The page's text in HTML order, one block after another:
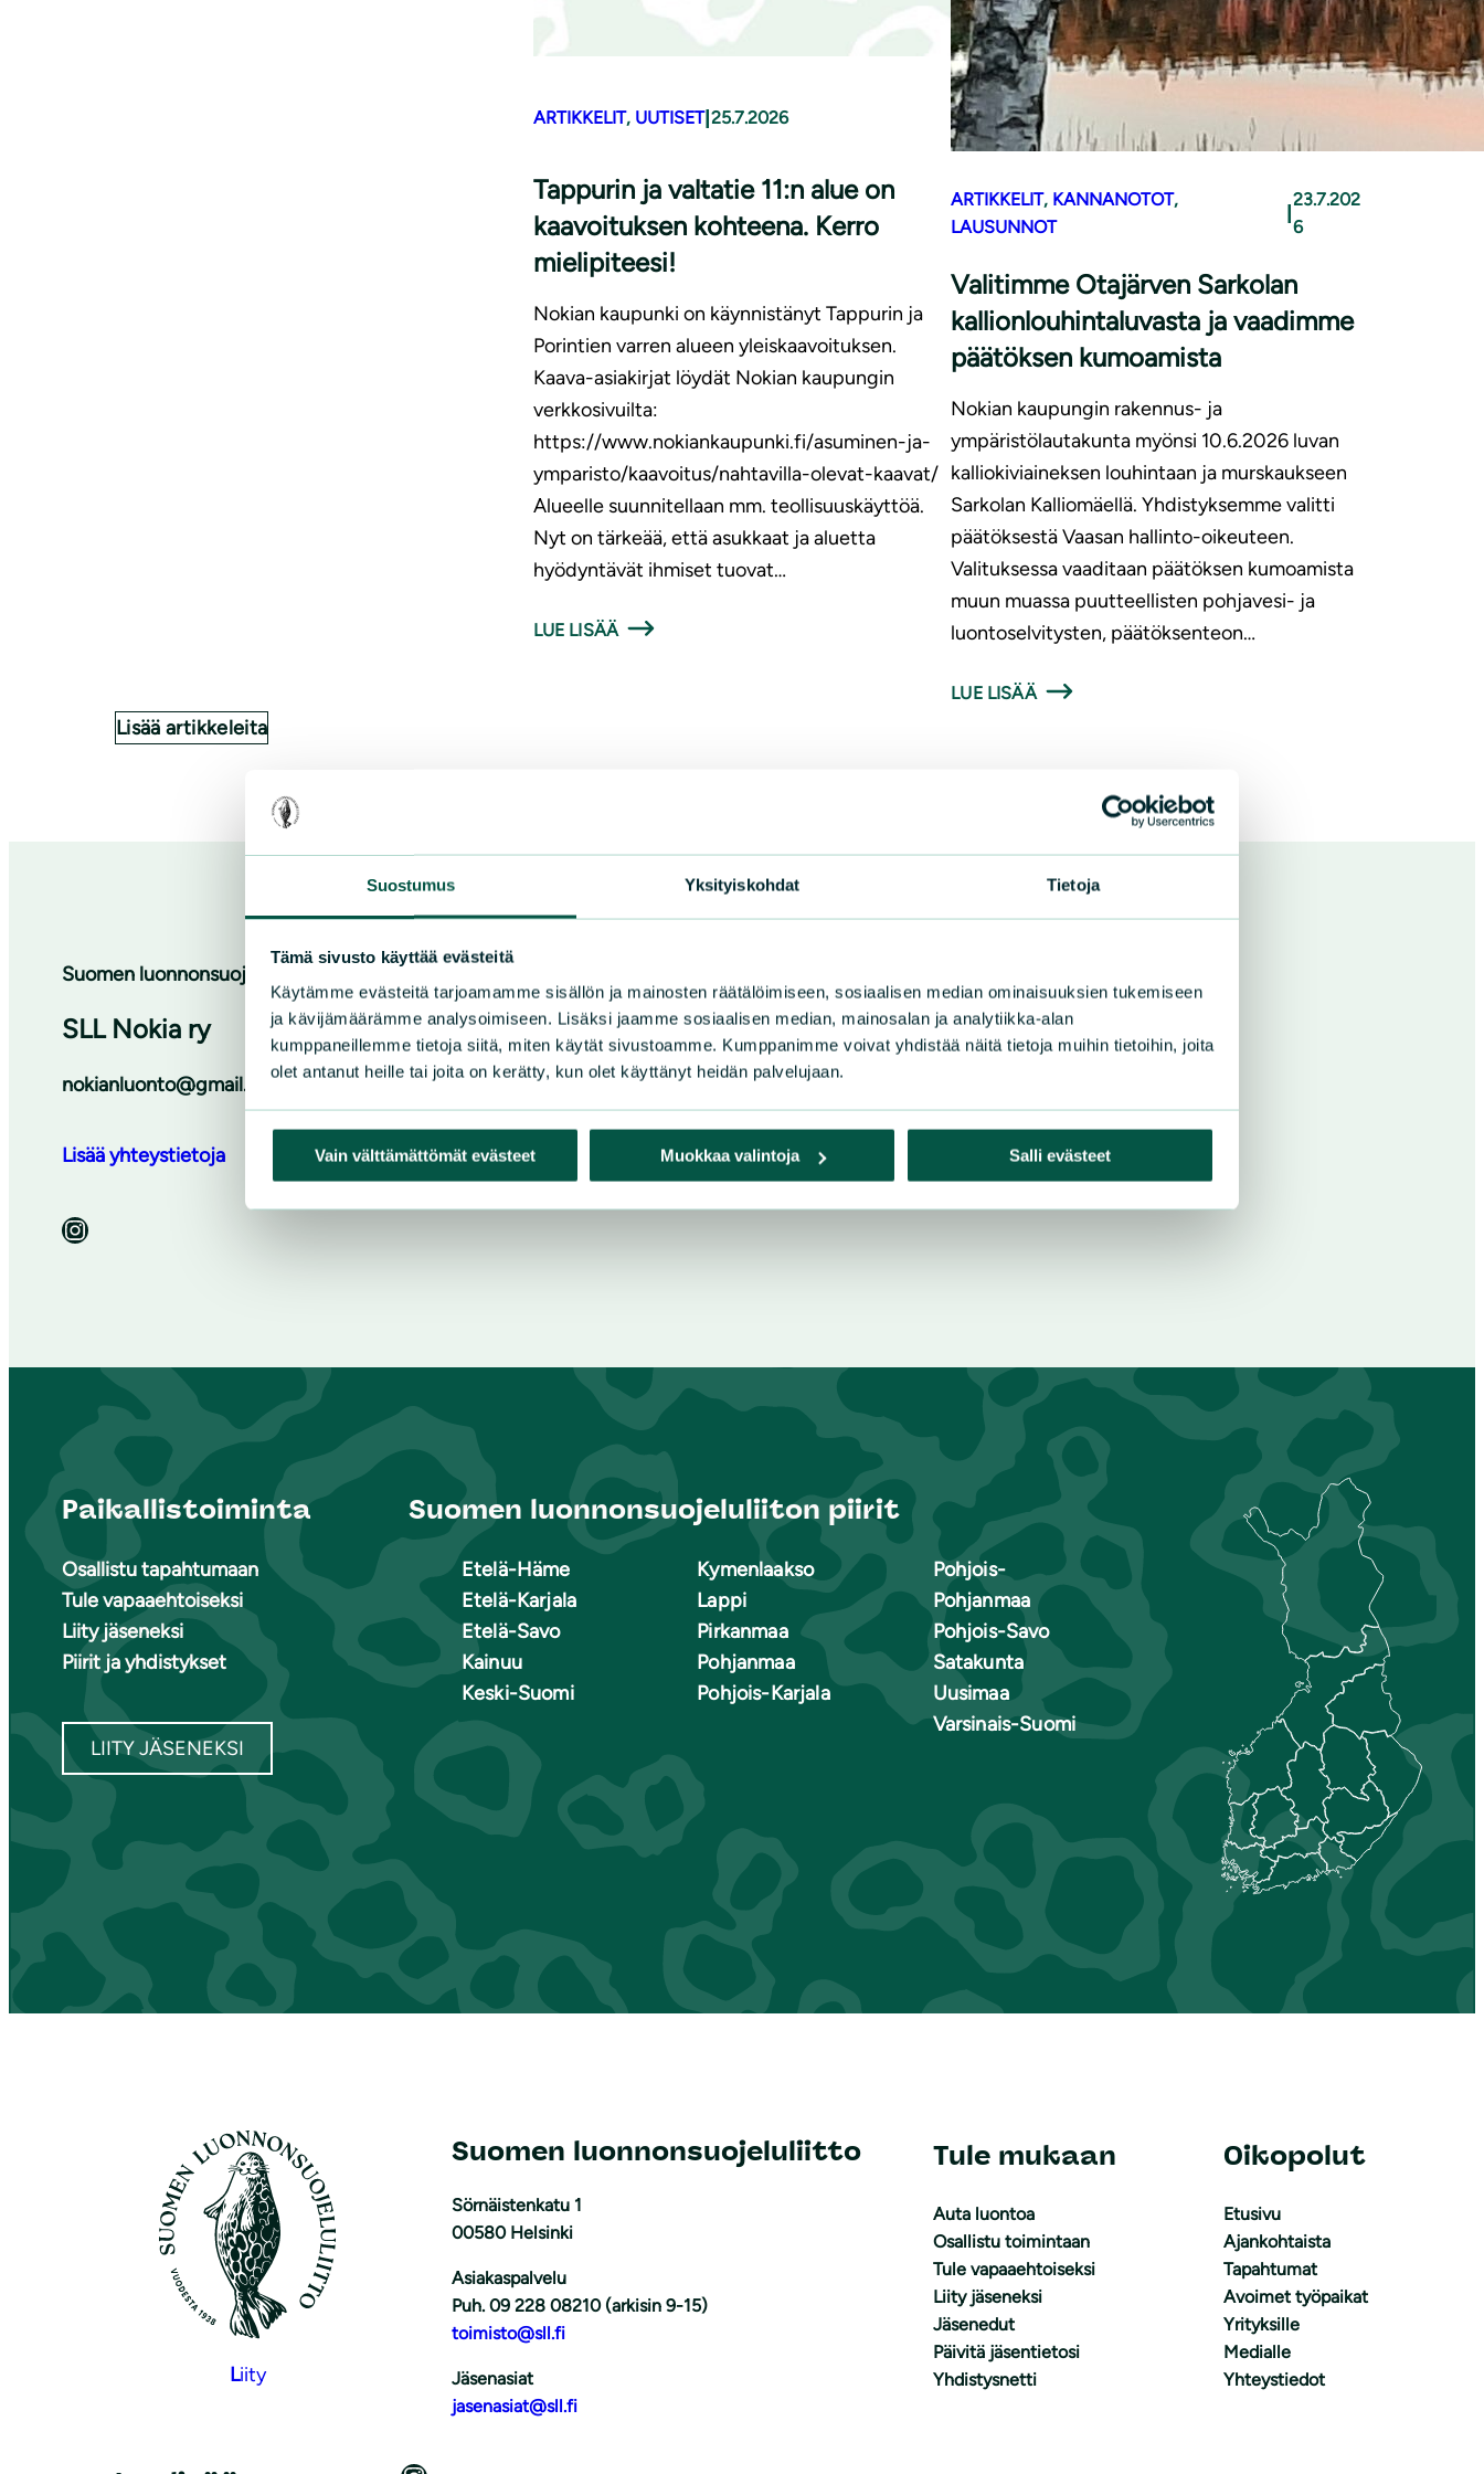
Suostumus Yksityiskohdat Tietoja
Tämä sivusto käyttää evästeitä
Käytämme evästeitä tarjoamamme sisällön ja mainosten räätälöimiseen, sosiaalisen median ominaisuuksien tukemiseen
ja kävijämäärämme analysoimiseen. Lisäksi jaamme sosiaalisen median, mainosalan ja analytiikka-alan
kumppaneillemme tietoja siitä, miten käytät sivustoamme. Kumppanimme voivat yhdistää näitä tietoja muihin tietoihin, joita
olet antanut heille tai joita on kerätty, kun olet käyttänyt heidän palvelujaan.
Vain välttämättömät evästeet Muokkaa valintoja Salli evästeet
ARTIKKELIT, UUTISET| 25.7.2026
Tappurin ja valtatie 11:n alue on
kaavoituksen kohteena. Kerro
mielipiteesi!
Nokian kaupunki on käynnistänyt Tappurin ja
Porintien varren alueen yleiskaavoituksen.
Kaava-asiakirjat löydät Nokian kaupungin
verkkosivuilta:
https://www.nokiankaupunki.fi/asuminen-ja-
ymparisto/kaavoitus/nahtavilla-olevat-kaavat/
Alueelle suunnitellaan mm. teollisuuskäyttöä.
Nyt on tärkeää, että asukkaat ja aluetta
hyödyntävät ihmiset tuovat…
LUE LISÄÄ
ARTIKKELIT, KANNANOTOT
LAUSUNNOT
23.7.202
6
Valitimme Otajärven Sarkolan
kallionlouhintaluvasta ja vaadimme
päätöksen kumoamista
Nokian kaupungin rakennus- ja
ympäristölautakunta myönsi 10.6.2026 luvan
kalliokiviaineksen louhintaan ja murskaukseen
Sarkolan Kalliomäellä. Yhdistyksemme valitti
päätöksestä Vaasan hallinto-oikeuteen.
Valituksessa vaaditaan päätöksen kumoamista
muun muassa puutteellisten pohjavesi- ja
luontoselvitysten, päätöksenteon…
LUE LISÄÄ
Lisää artikkeleita
Suomen luonnonsuojeluliiton Pirkanmaan piiri
SLL Nokia ry
nokianluonto@gmail.com
Lisää yhteystietoja
Instagram
Paikallistoiminta
Osallistu tapahtumaan
Tule vapaaehtoiseksi
Liity jäseneksi
Piirit ja yhdistykset
LIITY JÄSENEKSI
Suomen luonnonsuojeluliiton piirit
Etelä-Häme
Etelä-Karjala
Etelä-Savo
Kainuu
Keski-Suomi
Kymenlaakso
Lappi
Pirkanmaa
Pohjanmaa
Pohjois-Karjala
Pohjois-
Pohjanmaa
Pohjois-Savo
Satakunta
Uusimaa
Varsinais-Suomi
Liity
Suomen luonnonsuojeluliitto
Sörnäistenkatu 1
00580 Helsinki
Asiakaspalvelu
Puh. 09 228 08210 (arkisin 9-15)
toimisto@sll.fi
Jäsenasiat
jasenasiat@sll.fi
Tule mukaan
Auta luontoa
Osallistu toimintaan
Tule vapaaehtoiseksi
Liity jäseneksi
Jäsenedut
Päivitä jäsentietosi
Yhdistysnetti
Oikopolut
Etusivu
Ajankohtaista
Tapahtumat
Avoimet työpaikat
Yrityksille
Medialle
Yhteystiedot